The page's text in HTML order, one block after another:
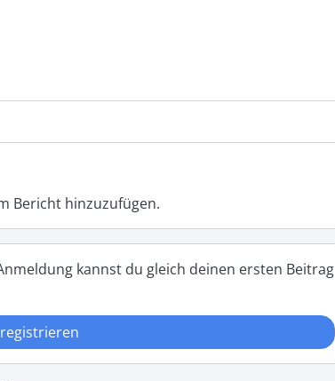
Bericht hinzuzufügen.
kannst du gleich deinen ersten Beitrag